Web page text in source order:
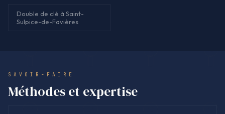
Double de clé à Saint-
Sulpice-de-Favières
SAVOIR-FAIRE
Méthodes et expertise